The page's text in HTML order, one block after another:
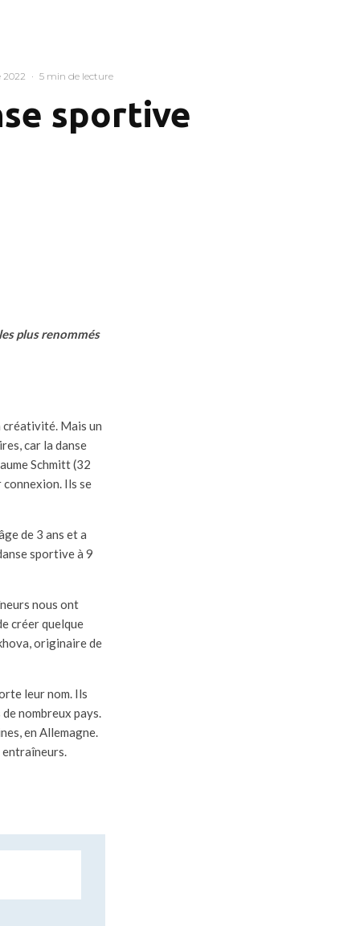
2022 · 5 min de lecture
sportive
plus renommés
créativité. Mais un
car la danse
Schmitt (32
connexion. Ils se
de 3 ans et a
sportive à 9
nous ont
créer quelque
originaire de
leur nom. Ils
nombreux pays.
en Allemagne.